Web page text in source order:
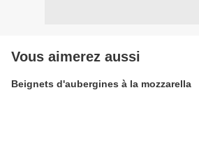
Vous aimerez aussi
Beignets d'aubergines à la mozzarella